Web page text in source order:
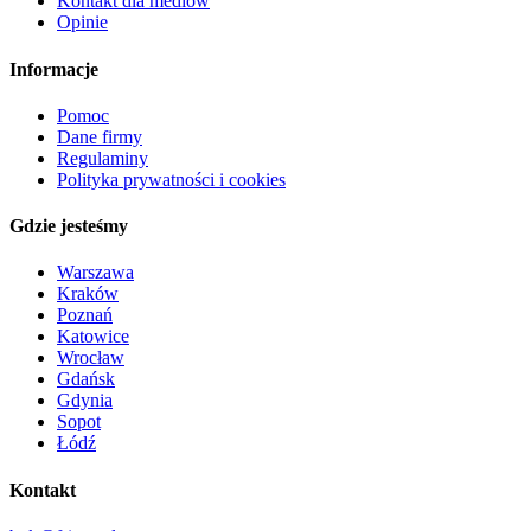
Opinie
Informacje
Pomoc
Dane firmy
Regulaminy
Polityka prywatności i cookies
Gdzie jesteśmy
Warszawa
Kraków
Poznań
Katowice
Wrocław
Gdańsk
Gdynia
Sopot
Łódź
Kontakt